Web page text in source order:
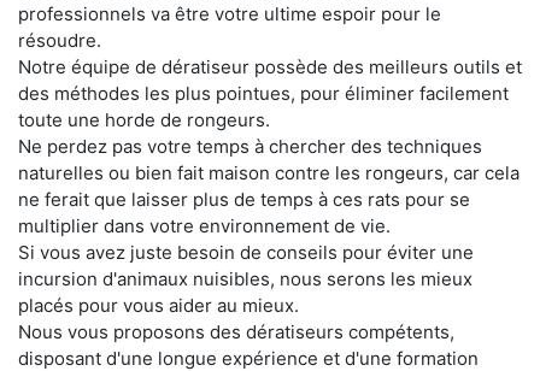
professionnels va être votre ultime espoir pour le
résoudre.
Notre équipe de dératiseur possède des meilleurs outils et
des méthodes les plus pointues, pour éliminer facilement
toute une horde de rongeurs.
Ne perdez pas votre temps à chercher des techniques
naturelles ou bien fait maison contre les rongeurs, car cela
ne ferait que laisser plus de temps à ces rats pour se
multiplier dans votre environnement de vie.
Si vous avez juste besoin de conseils pour éviter une
incursion d'animaux nuisibles, nous serons les mieux
placés pour vous aider au mieux.
Nous vous proposons des dératiseurs compétents,
disposant d'une longue expérience et d'une formation